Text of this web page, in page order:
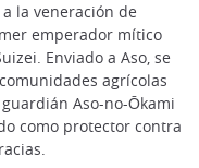
la veneración de
emperador mítico
Enviado a Aso, se
agrícolas
Aso-no-Ōkami
como protector contra